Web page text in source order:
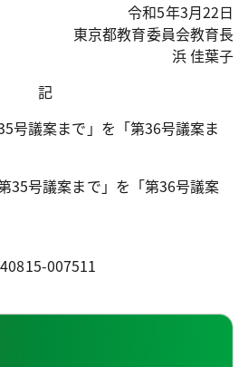
令和5年3月22日
東京都教育委員会教育長
浜 佳葉子
記
号議案まで」を「第36号議案ま
35号議案まで」を「第36号議案
007511